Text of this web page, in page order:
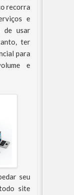
recorra
e
de usar
ter
para
e
seu
site